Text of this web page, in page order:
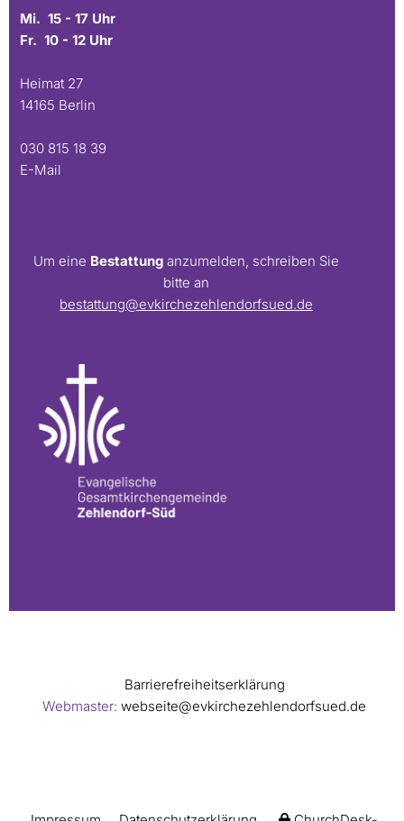
Mi. 15 - 17 Uhr
Fr. 10 - 12 Uhr
Heimat 27
14165 Berlin
030 815 18 39
E-Mail
Um eine Bestattung anzumelden, schreiben Sie
bitte an
bestattung@evkirchezehlendorfsued.de
Barrierefreiheitserklärung
Webmaster: webseite@evkirchezehlendorfsued.de